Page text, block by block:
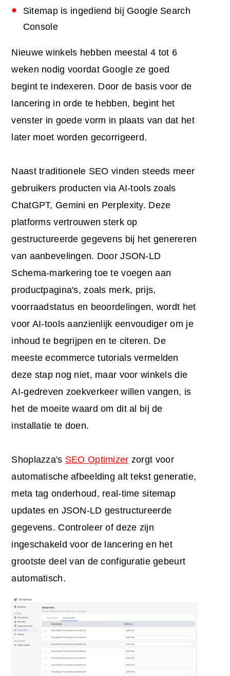
Sitemap is ingediend bij Google Search
Console
Nieuwe winkels hebben meestal 4 tot 6
weken nodig voordat Google ze goed
begint te indexeren. Door de basis voor de
lancering in orde te hebben, begint het
venster in goede vorm in plaats van dat het
later moet worden gecorrigeerd.
Naast traditionele SEO vinden steeds meer
gebruikers producten via AI-tools zoals
ChatGPT, Gemini en Perplexity. Deze
platforms vertrouwen sterk op
gestructureerde gegevens bij het genereren
van aanbevelingen. Door JSON-LD
Schema-markering toe te voegen aan
productpagina's, zoals merk, prijs,
voorraadstatus en beoordelingen, wordt het
voor AI-tools aanzienlijk eenvoudiger om je
inhoud te begrijpen en te citeren. De
meeste ecommerce tutorials vermelden
deze stap nog niet, maar voor winkels die
AI-gedreven zoekverkeer willen vangen, is
het de moeite waard om dit al bij de
installatie te doen.
Shoplazza's SEO Optimizer zorgt voor
automatische afbeelding alt tekst generatie,
meta tag onderhoud, real-time sitemap
updates en JSON-LD gestructureerde
gegevens. Controleer of deze zijn
ingeschakeld voor de lancering en het
grootste deel van de configuratie gebeurt
automatisch.